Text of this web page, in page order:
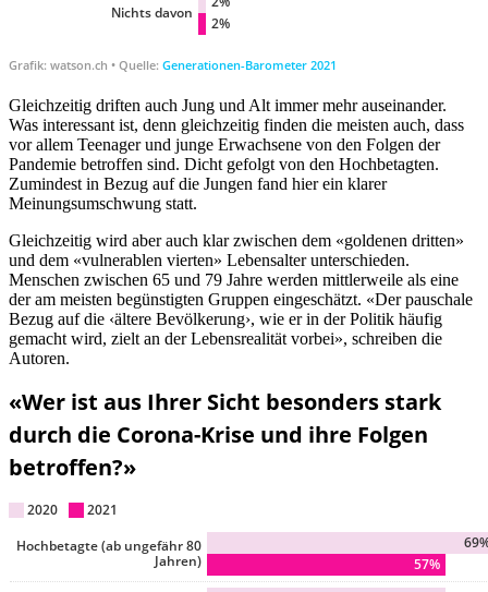
Gleichzeitig driften auch Jung und Alt immer mehr auseinander.
Was interessant ist, denn gleichzeitig finden die meisten auch, dass
vor allem Teenager und junge Erwachsene von den Folgen der
Pandemie betroffen sind. Dicht gefolgt von den Hochbetagten.
Zumindest in Bezug auf die Jungen fand hier ein klarer
Meinungsumschwung statt.
Gleichzeitig wird aber auch klar zwischen dem «goldenen dritten»
und dem «vulnerablen vierten» Lebensalter unterschieden.
Menschen zwischen 65 und 79 Jahre werden mittlerweile als eine
der am meisten begünstigten Gruppen eingeschätzt. «Der pauschale
Bezug auf die ‹ältere Bevölkerung›, wie er in der Politik häufig
gemacht wird, zielt an der Lebensrealität vorbei», schreiben die
Autoren.